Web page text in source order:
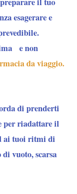
esagerare e
e non
da viaggio.
di prenderti
per riadattare il
ai tuoi ritmi di
di vuoto, scarsa